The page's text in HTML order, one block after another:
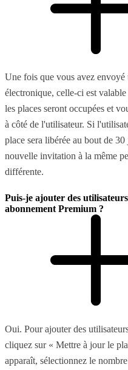
Une fois que vous avez
électronique, celle-ci est
les places seront occupées et
à côté de l'utilisateur. Si
place sera libérée au bout de
nouvelle invitation à la même
différente.
Puis-je ajouter des
abonnement Premium ?
Oui. Pour ajouter des
cliquez sur « Mettre à jour le
apparaît, sélectionnez le